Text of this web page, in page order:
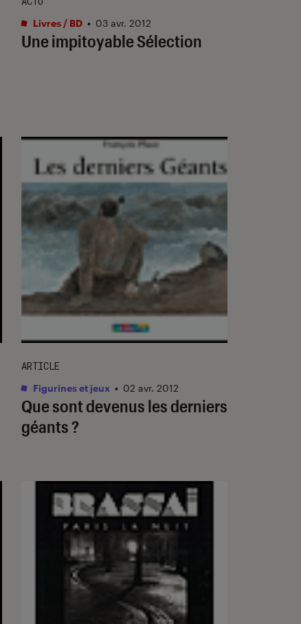
Une impitoyable Sélection
Livres / BD • 03 avr. 2012
Que sont devenus les derniers
géants ?
ARTICLE
Figurines et jeux • 02 avr. 2012